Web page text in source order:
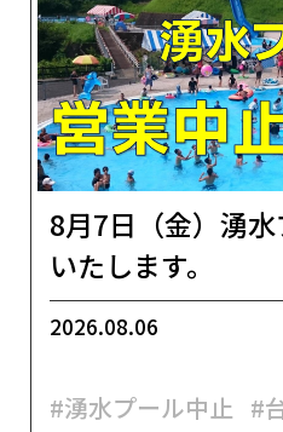
8月7日（金）湧
いたします。
2026.08.06
#湧水プール中止 #